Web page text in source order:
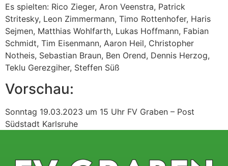
Es spielten: Rico Zieger, Aron Veenstra, Patrick
Stritesky, Leon Zimmermann, Timo Rottenhofer, Haris
Sejmen, Matthias Wohlfarth, Lukas Hoffmann, Fabian
Schmidt, Tim Eisenmann, Aaron Heil, Christopher
Notheis, Sebastian Braun, Ben Orend, Dennis Herzog,
Teklu Gerezgiher, Steffen Süß
Vorschau:
Sonntag 19.03.2023 um 15 Uhr FV Graben – Post
Südstadt Karlsruhe